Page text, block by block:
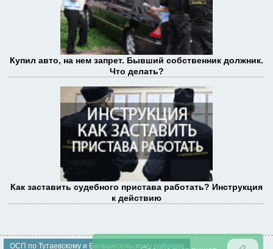
Купил авто, на нем запрет. Бывший собственник должник.
Что делать?
Как заставить судебного пристава работать? Инструкция
к действию
ОСП по Тутаевскому и Большесельскому районам